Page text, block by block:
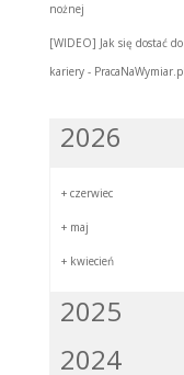
nożnej
[WIDEO] Jak się dostać
kariery - PracaNaWymiar.pl
2026
+ czerwiec
+ maj
+ kwiecień
2025
2024